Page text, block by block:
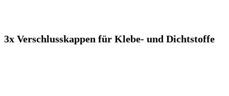
3x Verschlusskappen für Klebe- und Dichtstoffe